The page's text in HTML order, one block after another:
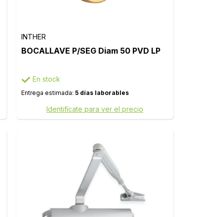
INTHER
BOCALLAVE P/SEG Diam 50 PVD LP
En stock
Entrega estimada: 5 días laborables
Identifícate para ver el precio